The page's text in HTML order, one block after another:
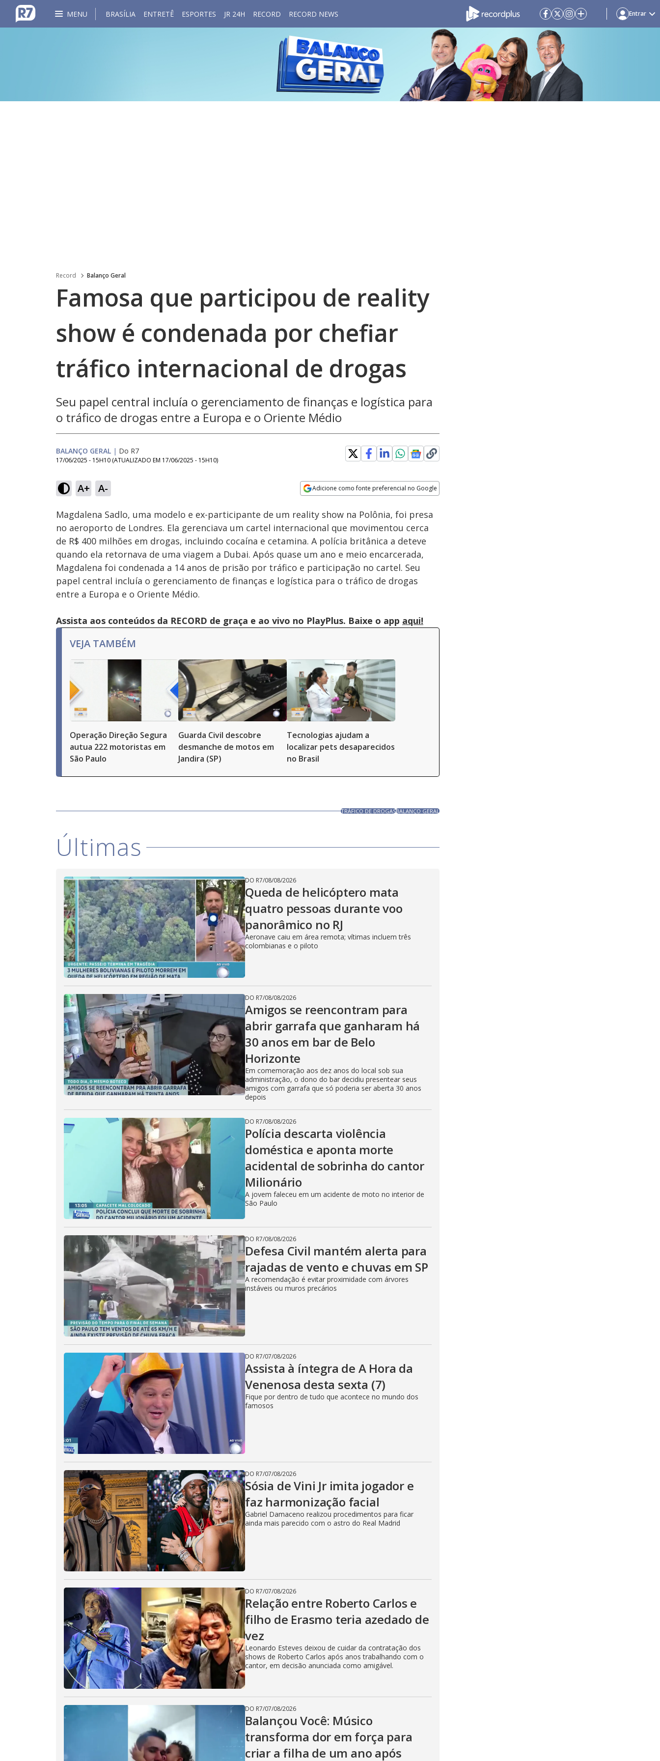
MENU BRASÍLIA ENTRETÊ ESPORTES JR 24H RECORD RECORD NEWS Entrar
Record Balanço Geral
Famosa que participou de reality
show é condenada por chefiar
tráfico internacional de drogas
Seu papel central incluía o gerenciamento de finanças e logística para
o tráfico de drogas entre a Europa e o Oriente Médio
BALANÇO GERAL | Do R7
17/06/2025 - 15H10 (ATUALIZADO EM 17/06/2025 - 15H10)
A+ A- Adicione como fonte preferencial no Google
Ativar
Som
Velocidade
Magdalena Sadlo, uma modelo e ex-participante de um reality show na Polônia, foi presa
no aeroporto de Londres. Ela gerenciava um cartel internacional que movimentou cerca
de R$ 400 milhões em drogas, incluindo cocaína e cetamina. A polícia britânica a deteve
quando ela retornava de uma viagem a Dubai. Após quase um ano e meio encarcerada,
Magdalena foi condenada a 14 anos de prisão por tráfico e participação no cartel. Seu
papel central incluía o gerenciamento de finanças e logística para o tráfico de drogas
entre a Europa e o Oriente Médio.
Assista aos conteúdos da RECORD de graça e ao vivo no PlayPlus. Baixe o app aqui!
VEJA TAMBÉM
Operação Direção Segura
autua 222 motoristas em
São Paulo
Guarda Civil descobre
desmanche de motos em
Jandira (SP)
Tecnologias ajudam a
localizar pets desaparecidos
no Brasil
TRÁFICO DE DROGASBALANÇO GERAL
Últimas
DO R7/08/08/2026
Queda de helicóptero mata
quatro pessoas durante voo
panorâmico no RJ
Aeronave caiu em área remota; vítimas incluem três
colombianas e o piloto
DO R7/08/08/2026
Amigos se reencontram para
abrir garrafa que ganharam há
30 anos em bar de Belo
Horizonte
Em comemoração aos dez anos do local sob sua
administração, o dono do bar decidiu presentear seus
amigos com garrafa que só poderia ser aberta 30 anos
depois
DO R7/08/08/2026
Polícia descarta violência
doméstica e aponta morte
acidental de sobrinha do cantor
Milionário
A jovem faleceu em um acidente de moto no interior de
São Paulo
DO R7/08/08/2026
Defesa Civil mantém alerta para
rajadas de vento e chuvas em SP
A recomendação é evitar proximidade com árvores
instáveis ou muros precários
DO R7/07/08/2026
Assista à íntegra de A Hora da
Venenosa desta sexta (7)
Fique por dentro de tudo que acontece no mundo dos
famosos
DO R7/07/08/2026
Sósia de Vini Jr imita jogador e
faz harmonização facial
Gabriel Damaceno realizou procedimentos para ficar
ainda mais parecido com o astro do Real Madrid
DO R7/07/08/2026
Relação entre Roberto Carlos e
filho de Erasmo teria azedado de
vez
Leonardo Esteves deixou de cuidar da contratação dos
shows de Roberto Carlos após anos trabalhando com o
cantor, em decisão anunciada como amigável.
DO R7/07/08/2026
Balançou Você: Músico
transforma dor em força para
criar a filha de um ano após